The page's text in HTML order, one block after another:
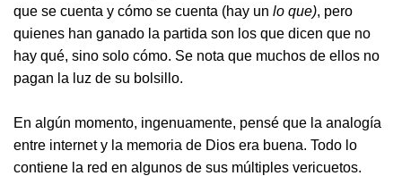
que se cuenta y cómo se cuenta (hay un lo que), pero
quienes han ganado la partida son los que dicen que no
hay qué, sino solo cómo. Se nota que muchos de ellos no
pagan la luz de su bolsillo.
En algún momento, ingenuamente, pensé que la analogía
entre internet y la memoria de Dios era buena. Todo lo
contiene la red en algunos de sus múltiples vericuetos.